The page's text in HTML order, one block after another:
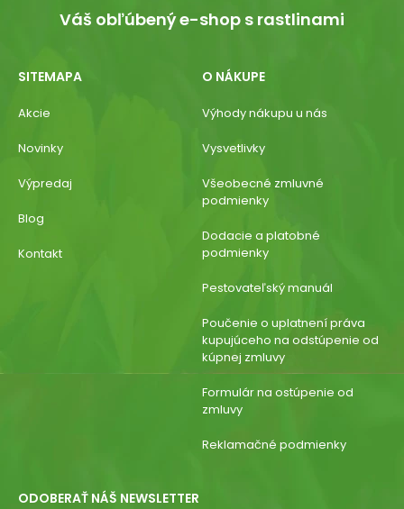
Váš obľúbený e-shop s rastlinami
SITEMAPA
Akcie
Novinky
Výpredaj
Blog
Kontakt
O NÁKUPE
Výhody nákupu u nás
Vysvetlivky
Všeobecné zmluvné
podmienky
Dodacie a platobné
podmienky
Pestovateľský manuál
Poučenie o uplatnení práva
kupujúceho na odstúpenie od
kúpnej zmluvy
Formulár na ostúpenie od
zmluvy
Reklamačné podmienky
ODOBERAŤ NÁŠ NEWSLETTER